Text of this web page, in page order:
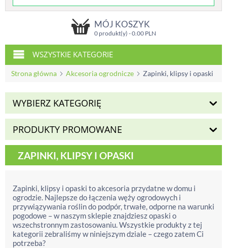
MÓJ KOSZYK
0 produkt(y) -0.00PLN
WSZYSTKIE KATEGORIE
Strona główna Akcesoria ogrodnicze Zapinki, klipsy i opaski
WYBIERZ KATEGORIĘ
PRODUKTY PROMOWANE
ZAPINKI, KLIPSY I OPASKI
Zapinki, klipsy i opaski to akcesoria przydatne w domu i
ogrodzie. Najlepsze do łączenia węży ogrodowych i
przywiązywania roślin do podpór, trwałe, odporne na warunki
pogodowe – w naszym sklepie znajdziesz opaski o
wszechstronnym zastosowaniu. Wszystkie produkty z tej
kategorii zebraliśmy w niniejszym dziale – czego zatem Ci
potrzeba?